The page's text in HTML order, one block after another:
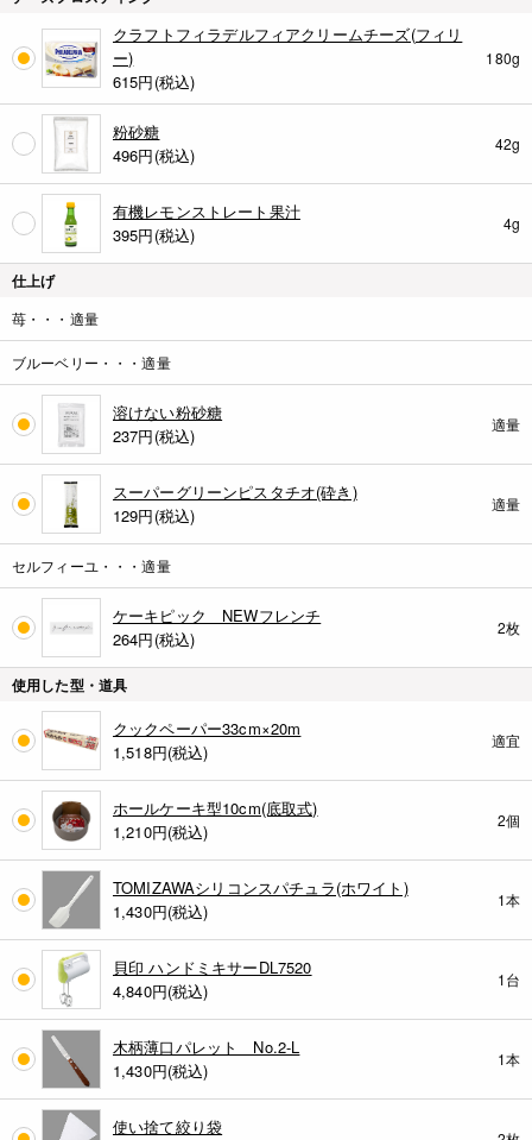
クラフトフィラデルフィアクリームチーズ(フィリ
ー)
615円(税込)
180g
粉砂糖
496円(税込)
42g
有機レモンストレート果汁
395円(税込)
4g
仕上げ
苺・・・適量
ブルーベリー・・・適量
溶けない粉砂糖
237円(税込)
適量
スーパーグリーンピスタチオ(砕き)
129円(税込)
適量
セルフィーユ・・・適量
ケーキピック NEWフレンチ
264円(税込)
2枚
使用した型・道具
クックペーパー33cm×20m
1,518円(税込)
適宜
ホールケーキ型10cm(底取式)
1,210円(税込)
2個
TOMIZAWAシリコンスパチュラ(ホワイト)
1,430円(税込)
1本
貝印 ハンドミキサーDL7520
4,840円(税込)
1台
木柄薄口パレット No.2-L
1,430円(税込)
1本
使い捨て絞り袋